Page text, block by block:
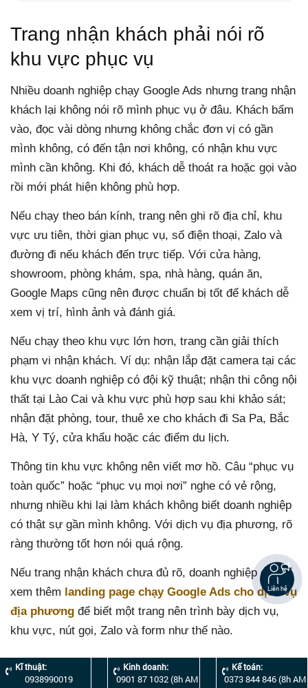
Trang nhận khách phải nói rõ
khu vực phục vụ
Nhiều doanh nghiệp chạy Google Ads nhưng trang nhận
khách lại không nói rõ mình phục vụ ở đâu. Khách bấm
vào, đọc vài dòng nhưng không chắc đơn vị có gần
mình không, có đến tận nơi không, có nhận khu vực
mình cần không. Khi đó, khách dễ thoát ra hoặc gọi vào
rồi mới phát hiện không phù hợp.
Nếu chạy theo bán kính, trang nên ghi rõ địa chỉ, khu
vực ưu tiên, thời gian phục vụ, số điện thoại, Zalo và
đường đi nếu khách đến trực tiếp. Với cửa hàng,
showroom, phòng khám, spa, nhà hàng, quán ăn,
Google Maps cũng nên được chuẩn bị tốt để khách dễ
xem vị trí, hình ảnh và đánh giá.
Nếu chạy theo khu vực lớn hơn, trang cần giải thích
phạm vi nhận khách. Ví dụ: nhận lắp đặt camera tại các
khu vực doanh nghiệp có đội kỹ thuật; nhận thi công nội
thất tại Lào Cai và khu vực phù hợp sau khi khảo sát;
nhận đặt phòng, tour, thuê xe cho khách đi Sa Pa, Bắc
Hà, Y Tý, cửa khẩu hoặc các điểm du lịch.
Thông tin khu vực không nên viết mơ hồ. Câu “phục vụ
toàn quốc” hoặc “phục vụ mọi nơi” nghe có vẻ rộng,
nhưng nhiều khi lại làm khách không biết doanh nghiệp
có thật sự gần mình không. Với dịch vụ địa phương, rõ
ràng thường tốt hơn nói quá rộng.
Nếu trang nhận khách chưa đủ rõ, doanh nghiệp có thể
xem thêm landing page chạy Google Ads cho dịch vụ
địa phương để biết một trang nên trình bày dịch vụ,
khu vực, nút gọi, Zalo và form như thế nào.
Kĩ thuật:
0938990019
Kinh doanh:
0901 87 1032 (8h AM
Kế toán:
0373 844 846 (8h AM
Liên hệ